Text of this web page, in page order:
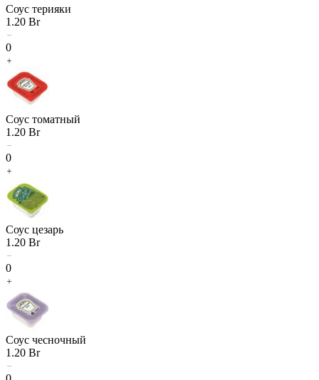
Соус терияки
1.20 Br
0
Соус томатный
1.20 Br
0
Соус цезарь
1.20 Br
0
Соус чесночный
1.20 Br